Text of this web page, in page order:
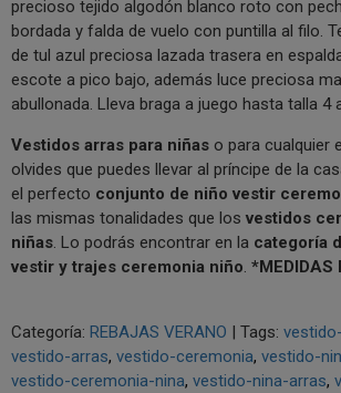
precioso tejido algodón blanco roto con
bordada y falda de vuelo con puntilla al filo.
de tul azul preciosa lazada trasera en
escote a pico bajo, además luce preciosa
abullonada. Lleva braga a juego hasta talla 4
Vestidos arras para niñas o para cualquier
olvides que puedes llevar al príncipe de la
el perfecto conjunto de niño vestir
las mismas tonalidades que los vestidos
niñas . Lo podrás encontrar en la categoría
vestir y trajes ceremonia niño *MEDIDAS
Categoría: REBAJAS VERANO | Tags:
vestido-arras vestido-ceremonia vestido-
vestido-ceremonia-nina vestido-nina-arras